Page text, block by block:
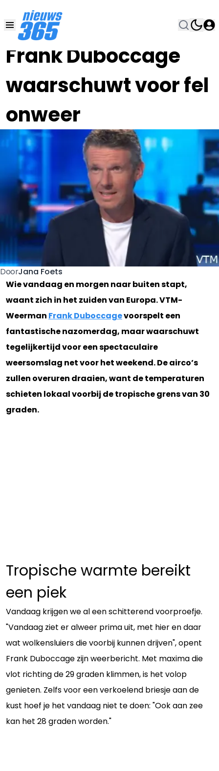
Frank Duboccage
waarschuwt voor fel
onweer
28 MEI , 9:00•
DoorJana Foets
Wie vandaag en morgen naar buiten stapt,
waant zich in het zuiden van Europa. VTM-
Weerman Frank Duboccagevoorspelt een
fantastische nazomerdag, maar waarschuwt
tegelijkertijd voor een spectaculaire
weersomslag net voor het weekend. De airco’s
zullen overuren draaien, want de temperaturen
schieten lokaal voorbij de tropische grens van 30
graden.
Tropische warmte bereikt
een piek
Vandaag krijgen we al een schitterend voorproefje.
"Vandaag ziet er alweer prima uit, met hier en daar
wat wolkensluiers die voorbij kunnen drijven", opent
Frank Duboccage zijn weerbericht. Met maxima die
vlot richting de 29 graden klimmen, is het volop
genieten. Zelfs voor een verkoelend briesje aan de
kust hoef je het vandaag niet te doen: "Ook aan zee
kan het 28 graden worden."